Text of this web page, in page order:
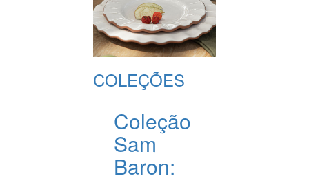
COLEÇÕES
Coleção
Sam
Baron: